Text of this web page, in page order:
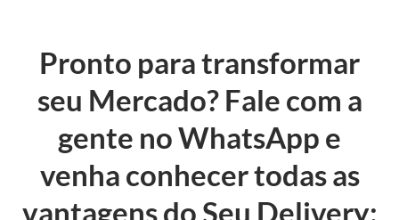
Pronto para transformar
seu Mercado? Fale com a
gente no WhatsApp e
venha conhecer todas as
vantagens do Seu Delivery: